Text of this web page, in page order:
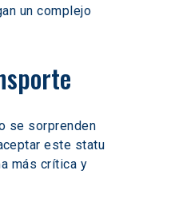
un complejo
se sorprenden
este statu
más crítica y